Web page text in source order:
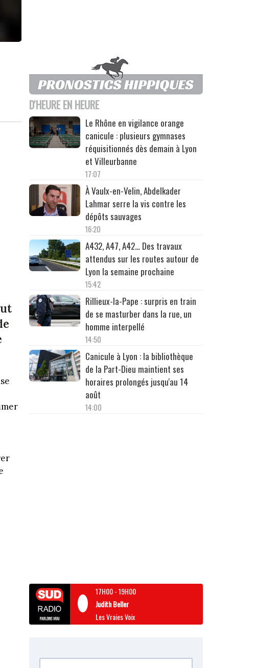
D'HEURE EN HEURE
Le Rhône en vigilance orange
canicule : plusieurs gymnases
réquisitionnés dès demain à Lyon
et Villeurbanne
17:07
À Vaulx-en-Velin, Abdelkader
Lahmar serre la vis contre les
dépôts sauvages
16:20
A432, A47, A42… Des travaux
attendus sur les routes autour de
Lyon la semaine prochaine
15:42
Rillieux-la-Pape : surpris en train
de se masturber dans la rue, un
homme interpellé
14:50
Canicule à Lyon : la bibliothèque
de la Part-Dieu maintient ses
horaires prolongés jusqu'au 14
août
14:00
17H00-19H00
Judith Beller
Les Vraies Voix